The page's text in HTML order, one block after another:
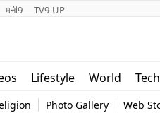
मनी9 TV9-UP
Lifestyle World
StoryPhoto Gallery Web